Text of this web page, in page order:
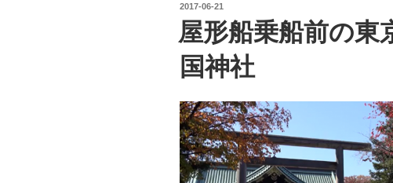
投
稿
日:
2017-06-21
屋形船乗船前の
国神社